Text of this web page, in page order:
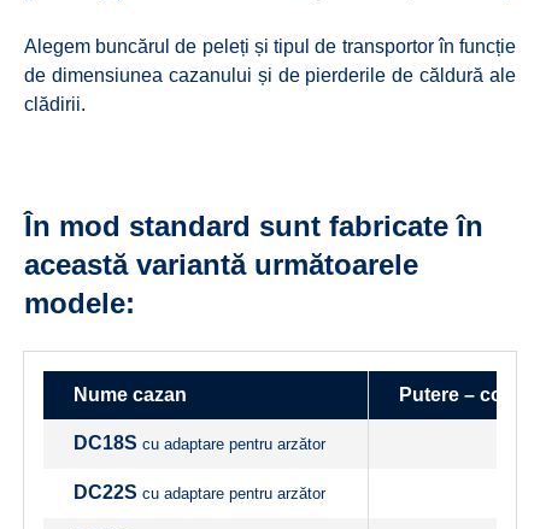
Alegem buncărul de peleți și tipul de transportor în funcție
de dimensiunea cazanului și de pierderile de căldură ale
clădirii.
În mod standard sunt fabricate în
această variantă următoarele
modele:
Nume cazan Putere –
DC18S cu adaptare pentru arzător
DC22S cu adaptare pentru arzător